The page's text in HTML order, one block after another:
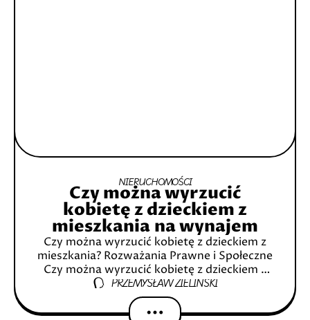
NIERUCHOMOŚCI
Czy można wyrzucić
kobietę z dzieckiem z
mieszkania na wynajem
Czy można wyrzucić kobietę z dzieckiem z
mieszkania? Rozważania Prawne i Społeczne
Czy można wyrzucić kobietę z dzieckiem z
mieszkania na wynajem Wprowadzenie
Krótki przegląd tematu Prawne aspekty
eksmisji kobiety
PRZEMYSŁAW ZIELIŃSKI